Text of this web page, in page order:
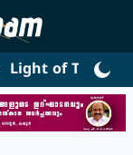
Light of Truth